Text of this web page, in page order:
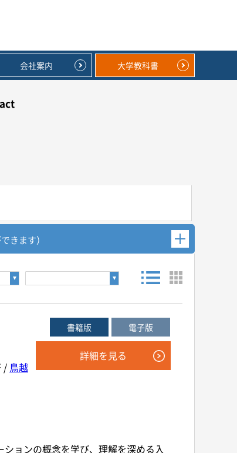
会社案内 大学教科書
きます）
ボタンを押してください。
/ 鳥越
ョンの概念を学び、理解を深める入
書籍版 電子版
詳細を見る